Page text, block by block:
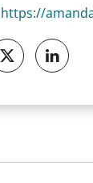
https://